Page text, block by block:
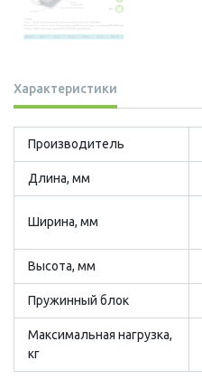
Характеристики
Производитель
Длина, мм
Ширина, мм
Высота, мм
Пружинный блок
Максимальная нагрузка,
кг